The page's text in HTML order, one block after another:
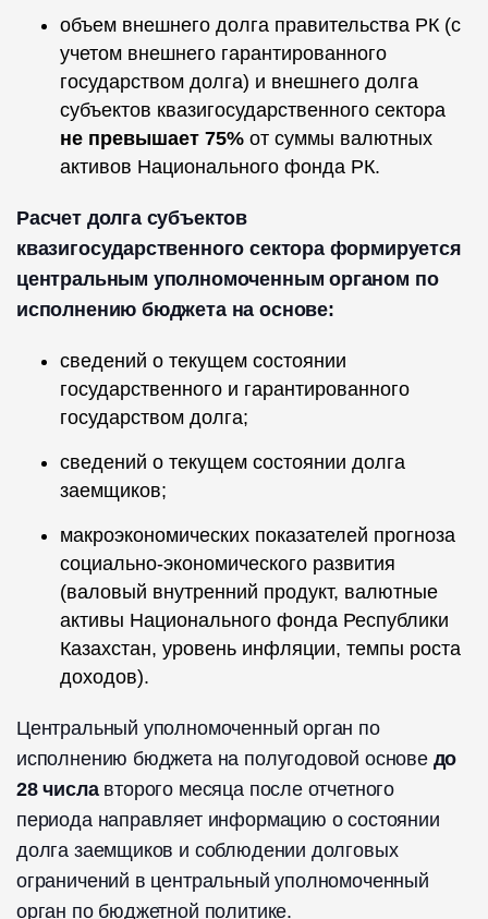
объем внешнего долга правительства РК (с
учетом внешнего гарантированного
государством долга) и внешнего долга
субъектов квазигосударственного сектора
не превышает 75% от суммы валютных
активов Национального фонда РК.
Расчет долга субъектов
квазигосударственного сектора формируется
центральным уполномоченным органом по
исполнению бюджета на основе:
сведений о текущем состоянии
государственного и гарантированного
государством долга;
сведений о текущем состоянии долга
заемщиков;
макроэкономических показателей прогноза
социально-экономического развития
(валовый внутренний продукт, валютные
активы Национального фонда Республики
Казахстан, уровень инфляции, темпы роста
доходов).
Центральный уполномоченный орган по
исполнению бюджета на полугодовой основе до
28 числавторого месяца после отчетного
периода направляет информацию о состоянии
долга заемщиков и соблюдении долговых
ограничений в центральный уполномоченный
орган по бюджетной политике.